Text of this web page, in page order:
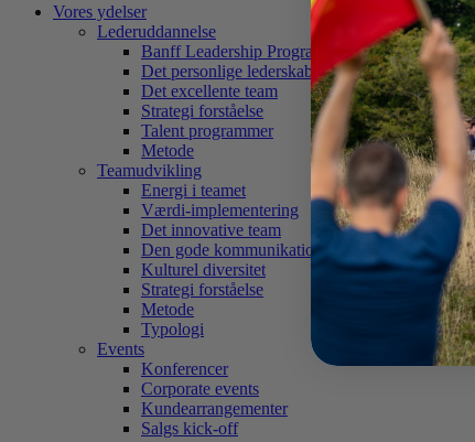
Vores ydelser
Lederuddannelse
Banff Leadership Programme
Det personlige lederskab
Det excellente team
Strategi forståelse
Talent programmer
Metode
Teamudvikling
Energi i teamet
Værdi-implementering
Det innovative team
Den gode kommunikation
Kulturel diversitet
Strategi forståelse
Metode
Typologi
Events
Konferencer
Corporate events
Kundearrangementer
Salgs kick-off